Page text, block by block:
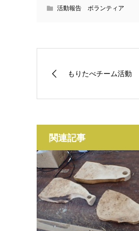
活動報告 ボランティア
もりたべチーム活動
関連記事